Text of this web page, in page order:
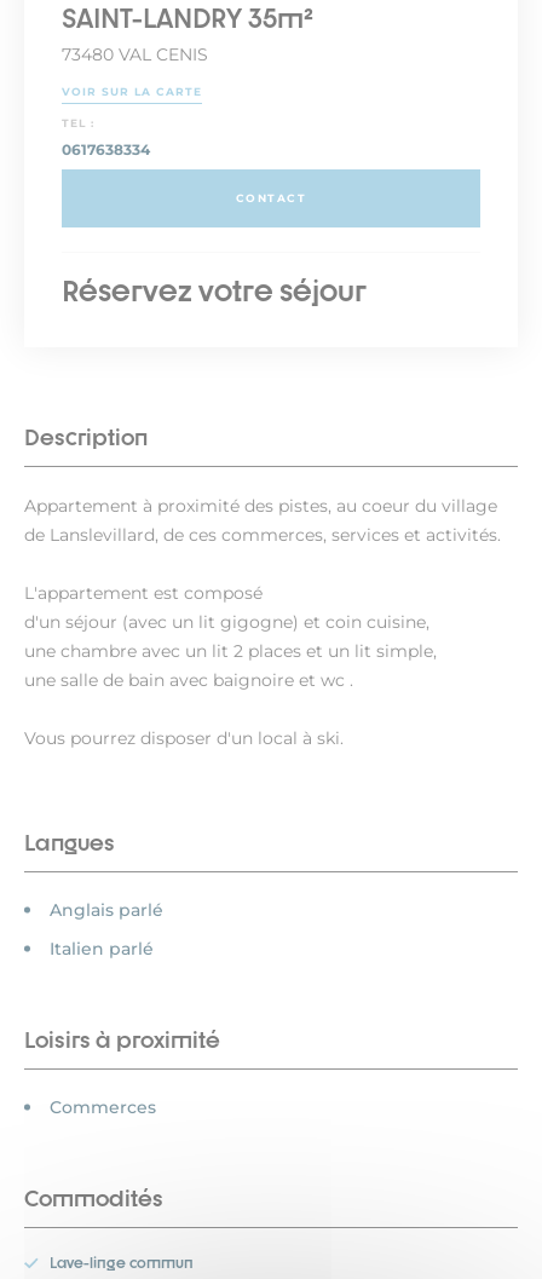
Description
Appartement à proximité des pistes, au coeur du village
de Lanslevillard, de ces commerces, services et activités.
L'appartement est composé
d'un séjour (avec un lit gigogne) et coin cuisine,
une chambre avec un lit 2 places et un lit simple,
une salle de bain avec baignoire et wc .
Vous pourrez disposer d'un local à ski.
Langues
Anglais parlé
Italien parlé
Loisirs à proximité
Commerces
Commodités
Lave-linge commun
SAINT-LANDRY 35m²
73480 VAL CENIS
VOIR SUR LA CARTE
TEL :
0617638334
CONTACT
Réservez votre séjour